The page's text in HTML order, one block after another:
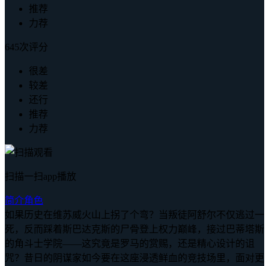
推荐
力荐
645次评分
很差
较差
还行
推荐
力荐
扫描一扫app播放
简介角色
如果历史在维苏威火山上拐了个弯？当叛徒阿舒尔不仅逃过一
死，反而踩着斯巴达克斯的尸骨登上权力巅峰，接过巴蒂塔斯
的角斗士学院——这究竟是罗马的赏赐，还是精心设计的诅
咒？昔日的阴谋家如今要在这座浸透鲜血的竞技场里，面对更